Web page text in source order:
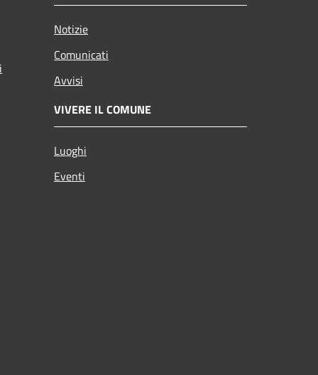
Notizie
Comunicati
Avvisi
VIVERE IL COMUNE
Luoghi
Eventi